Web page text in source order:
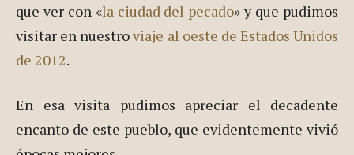
que ver con «la ciudad del pecado» y que pudimos
visitar en nuestroviaje al oeste de Estados Unidos
de 2012.
En esa visita pudimos apreciar el decadente
encanto de este pueblo, que evidentemente vivió